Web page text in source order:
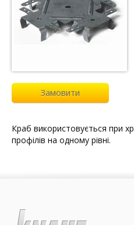
Замовити
Краб використовується при
профілів на одному рівні.